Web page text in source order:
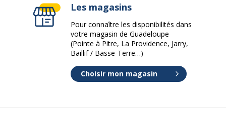
Les magasins
Pour connaître les disponibilités dans
votre magasin de Guadeloupe
(Pointe à Pitre, La Providence, Jarry,
Baillif / Basse-Terre…)
Choisir mon magasin